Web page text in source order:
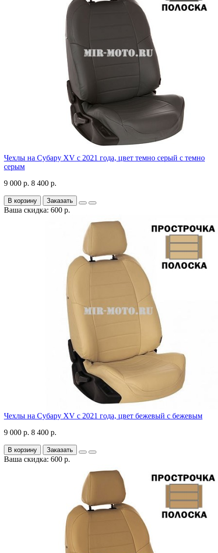
Чехлы на Субару XV с 2021 года, цвет темно серый с темно
серым
9 000 р. 8 400 р.
В корзину Заказать
Ваша скидка: 600 р.
Чехлы на Субару XV с 2021 года, цвет бежевый с бежевым
9 000 р. 8 400 р.
В корзину Заказать
Ваша скидка: 600 р.